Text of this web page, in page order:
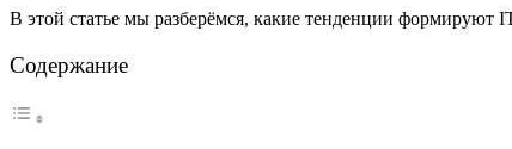
В этой статье мы разберёмся, какие тенденции
Содержание